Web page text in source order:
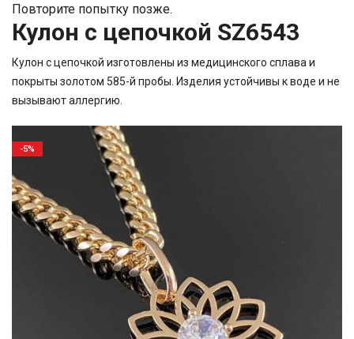
Повторите попытку позже.
Кулон с цепочкой SZ6543
Кулон с цепочкой изготовлены из медицинского сплава и
покрыты золотом 585-й пробы. Изделия устойчивы к воде и не
вызывают аллергию.
-5%